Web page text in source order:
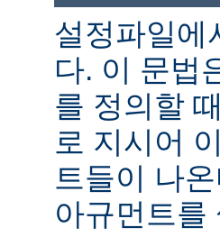
설정파일에
다. 이 문법
를 정의할
로 지시어
트들이 나
아규먼트를